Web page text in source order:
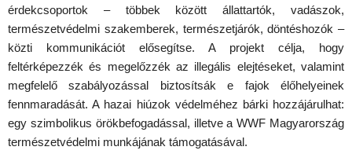
érdekcsoportok – többek között állattartók, vadászok,
természetvédelmi szakemberek, természetjárók, döntéshozók –
közti kommunikációt elősegítse. A projekt célja, hogy
feltérképezzék és megelőzzék az illegális elejtéseket, valamint
megfelelő szabályozással biztosítsák e fajok élőhelyeinek
fennmaradását. A hazai hiúzok védelméhez bárki hozzájárulhat:
egy szimbolikus örökbefogadással, illetve a WWF Magyarország
természetvédelmi munkájának támogatásával.